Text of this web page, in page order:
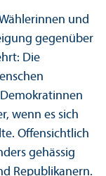
und
gegenüber
Die
wenn es sich
Offensichtlich
gehässig
Republikanern.